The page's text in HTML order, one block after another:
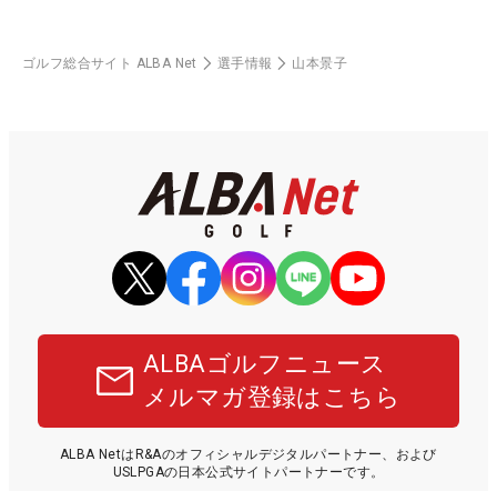
ゴルフ総合サイト ALBA Net 選手情報 山本景子
ALBAゴルフニュース
メルマガ登録はこちら
ALBA NetはR&Aのオフィシャルデジタルパートナー、および
USLPGAの日本公式サイトパートナーです。